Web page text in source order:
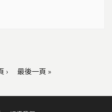
還是通過。大埔農民，只
院到處陳情，土地沒了，
› 最後一頁 »